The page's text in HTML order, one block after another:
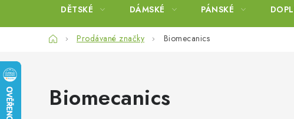
DĚTSKÉ DÁMSKÉ PÁNSKÉ
DomůProdávané značky Biomecanics
Biomecanics